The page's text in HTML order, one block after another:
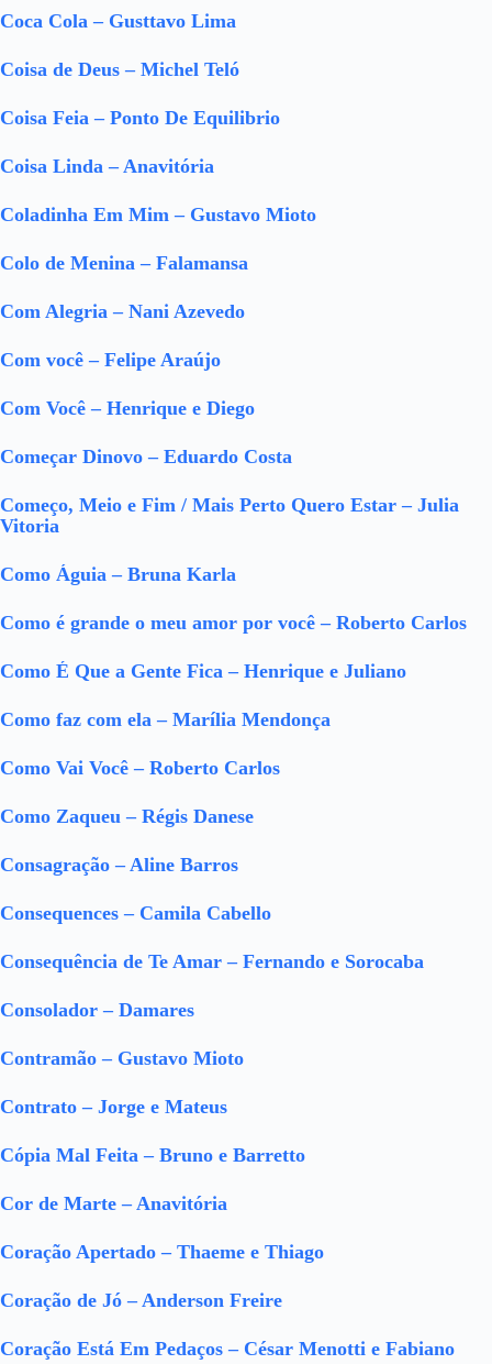
Coca Cola – Gusttavo Lima
Coisa de Deus – Michel Teló
Coisa Feia – Ponto De Equilibrio
Coisa Linda – Anavitória
Coladinha Em Mim – Gustavo Mioto
Colo de Menina – Falamansa
Com Alegria – Nani Azevedo
Com você – Felipe Araújo
Com Você – Henrique e Diego
Começar Dinovo – Eduardo Costa
Começo, Meio e Fim / Mais Perto Quero Estar – Julia
Vitoria
Como Águia – Bruna Karla
Como é grande o meu amor por você – Roberto Carlos
Como É Que a Gente Fica – Henrique e Juliano
Como faz com ela – Marília Mendonça
Como Vai Você – Roberto Carlos
Como Zaqueu – Régis Danese
Consagração – Aline Barros
Consequences – Camila Cabello
Consequência de Te Amar – Fernando e Sorocaba
Consolador – Damares
Contramão – Gustavo Mioto
Contrato – Jorge e Mateus
Cópia Mal Feita – Bruno e Barretto
Cor de Marte – Anavitória
Coração Apertado – Thaeme e Thiago
Coração de Jó – Anderson Freire
Coração Está Em Pedaços – César Menotti e Fabiano